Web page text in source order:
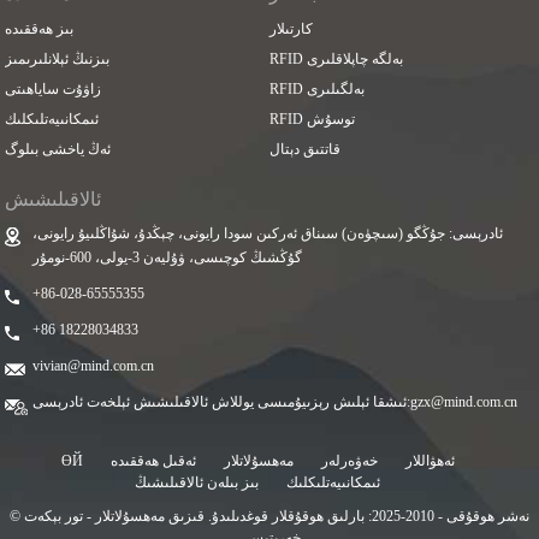
بىز ھەققىدە
بىزنىڭ ئېلانلىرىمىز
زاۋۇت ساياھىتى
ئىمكانىيەتلىكلىك
ئەڭ ياخشى بىلوگ
كارتىلار
RFID بەلگە چاپلاقلىرى
RFID بەلگىلىرى
RFID توسۇش
قاتتىق دېتال
ئالاقىلىشىش
ئادرېسى: جۇڭگو (سىچۈەن) سىناق ئەركىن سودا رايونى، چېڭدۇ، شۇاڭلىيۇ رايونى،
گۇڭشىڭ كوچىسى، ۋۇليەن 3-يولى، 600-نومۇر
+86-028-65555355
+86 18228034833
vivian@mind.com.cn
ئىشقا ئېلىش رېزىيۇمىسى يوللاش ئالاقىلىشىش ئېلخەت ئادرېسى:gzx@mind.com.cn
ӨЙ ئەقىل ھەققىدە مەھسۇلاتلار خەۋەرلەر
ئەھۋاللار
بىز بىلەن ئالاقىلىشىڭ
ئىمكانىيەتلىكلىك
© نەشر ھوقۇقى - 2010-2025: بارلىق ھوقۇقلار قوغدىلىدۇ.
قىزىق مەھسۇلاتلار - تور بېكەت